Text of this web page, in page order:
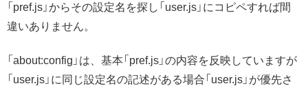
「pref.js」からその設定名を探し「user.js」にコピペすれば間
違いありません。
「about:config」は、基本「pref.js」の内容を反映していますが
「user.js」に同じ設定名の記述がある場合「user.js」が優先さ